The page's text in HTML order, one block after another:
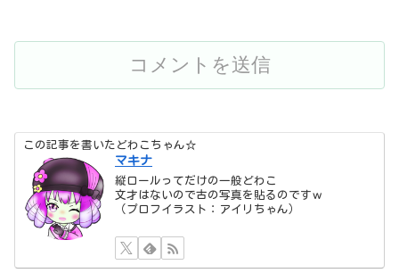
この記事を書いたどわこちゃん☆
マキナ
縦ロールってだけの一般どわこ
文才はないので古の写真を貼るのですｗ
（プロフイラスト：アイリちゃん）